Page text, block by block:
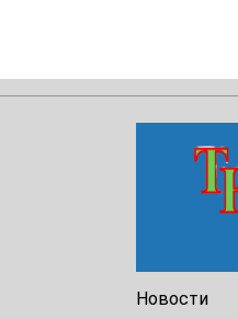
Новости